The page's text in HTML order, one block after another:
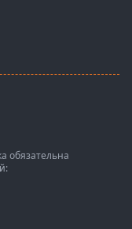
обязательна